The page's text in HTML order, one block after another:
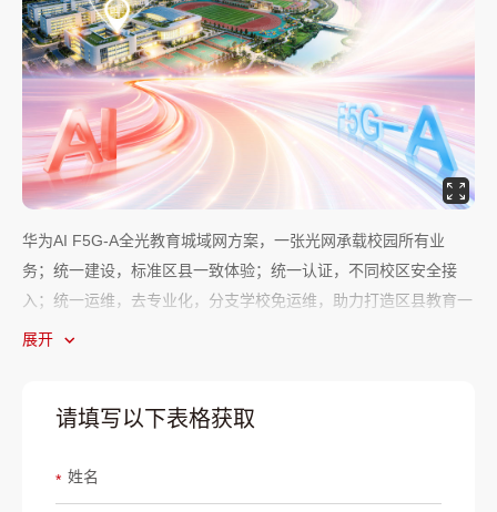
华为AI F5G-A全光教育城域网方案，一张光网承载校园所有业
务；统一建设，标准区县一致体验；统一认证，不同校区安全接
入；统一运维，去专业化，分支学校免运维，助力打造区县教育一
张网。
展开
请填写以下表格获取
* 姓名